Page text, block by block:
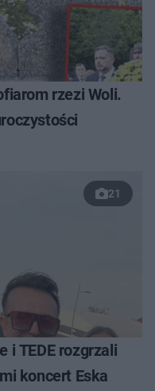
rzezi Woli.
21
i TEDE rozgrzali
koncert Eska